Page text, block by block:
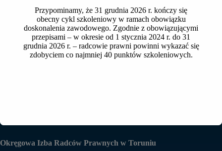
Ostatnia aktualizacja 2025-09-25
Zawiadomienie o
wykonywaniu zawodu radcy
Okręgowa Izba Radców Prawnych w Toruniu
Przypominamy, że 31 grudnia 2026 r. kończy się
obecny cykl szkoleniowy w ramach obowiązku
doskonalenia zawodowego. Zgodnie z obowiązującymi
przepisami – w okresie od 1 stycznia 2024 r. do 31
grudnia 2026 r. – radcowie prawni powinni wykazać się
zdobyciem co najmniej 40 punktów szkoleniowych.